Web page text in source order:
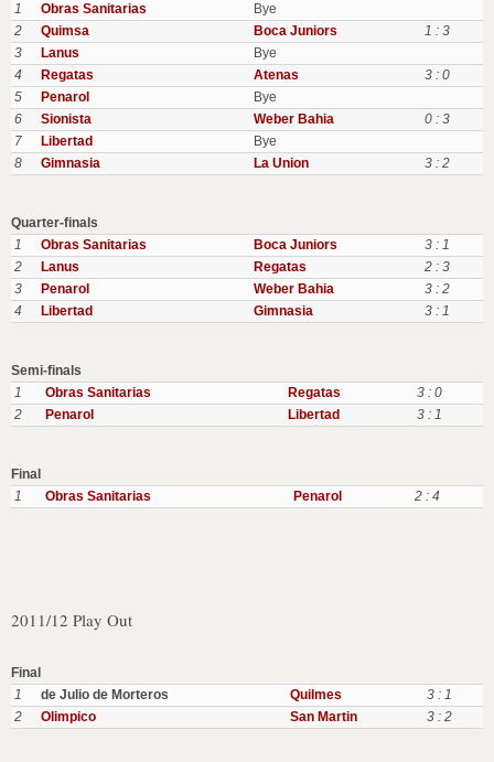
1
Obras Sanitarias
Bye
2
Quimsa Boca Juniors
1 : 3
3
Lanus
Bye
4
Regatas Atenas
3 : 0
5
Penarol
Bye
6
Sionista Weber Bahia
0 : 3
7
Libertad
Bye
8
Gimnasia La Union 3 : 2
Quarter-finals
1
Obras Sanitarias Boca Juniors
3 : 1
2
Lanus Regatas
2 : 3
3
Penarol Weber Bahia
3 : 2
4
Libertad Gimnasia 3 : 1
Semi-finals
1
Obras Sanitarias Regatas
3 : 0
2
Penarol Libertad 3 : 1
Final
1
Obras Sanitarias Penarol 2 : 4
2011/12 Play Out
Final
1
de Julio de Morteros Quilmes
3 : 1
2
Olimpico San Martin 3 : 2